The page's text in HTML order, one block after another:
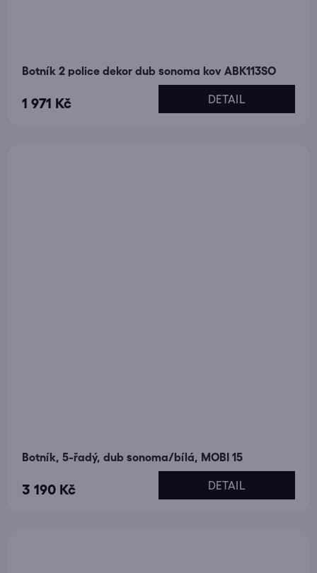
Botník 2 police dekor dub sonoma kov ABK113SO
1 971 Kč DETAIL
Botník, 5-řadý, dub sonoma/bílá, MOBI 15
3 190 Kč DETAIL